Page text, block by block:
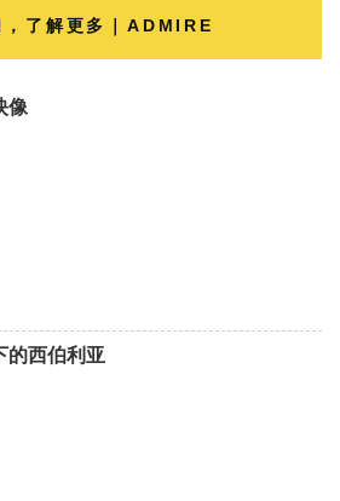
，了解更多｜ADMIRE
像
的西伯利亚